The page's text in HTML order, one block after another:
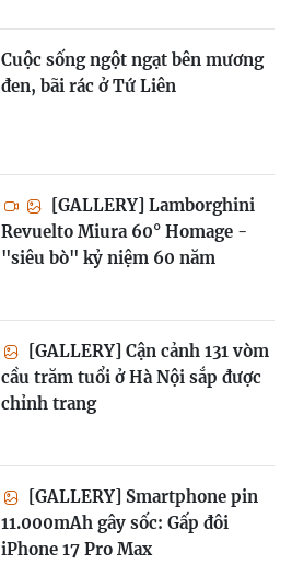
Cuộc sống ngột ngạt bên mương
đen, bãi rác ở Tứ Liên
[GALLERY] Lamborghini
Revuelto Miura 60° Homage -
"siêu bò" kỷ niệm 60 năm
[GALLERY] Cận cảnh 131 vòm
cầu trăm tuổi ở Hà Nội sắp được
chỉnh trang
[GALLERY] Smartphone pin
11.000mAh gây sốc: Gấp đôi
iPhone 17 Pro Max